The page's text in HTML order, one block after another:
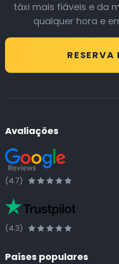
táxi mais fiáveis e da
qualquer hora e
RESERVA
Avaliações
(4.7)
(4.3)
Países populares